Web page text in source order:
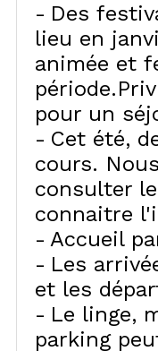
Des
lieu en
animée et
pour un
Cet été,
cours.
consulter
connaitre
Accueil
Les
et les
Le linge,
parking